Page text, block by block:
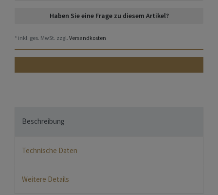
Haben Sie eine Frage zu diesem Artikel?
* inkl. ges. MwSt. zzgl. Versandkosten
Beschreibung
Technische Daten
Weitere Details